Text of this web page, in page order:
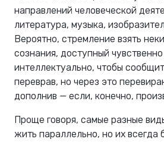
направлений человеческой
литература, музыка,
Вероятно, стремление взять
сознания, доступный
интеллектуально, чтобы
переврав, но через это
дополнив — если, конечно,
Проще говоря, самые разные
жить параллельно, но их всегда